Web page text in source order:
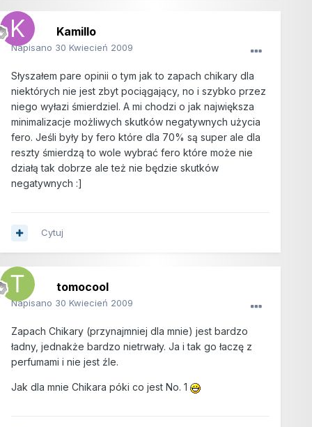
Kamillo
Napisano 30 Kwiecień 2009
Słyszałem pare opinii o tym jak to zapach chikary dla
niektórych nie jest zbyt pociągający, no i szybko przez
niego wyłazi śmierdziel. A mi chodzi o jak największa
minimalizacje możliwych skutków negatywnych użycia
fero. Jeśli były by fero które dla 70% są super ale dla
reszty śmierdzą to wole wybrać fero które może nie
działą tak dobrze ale też nie będzie skutków
negatywnych :]
Cytuj
tomocool
Napisano 30 Kwiecień 2009
Zapach Chikary (przynajmniej dla mnie) jest bardzo
ładny, jednakże bardzo nietrwały. Ja i tak go łaczę z
perfumami i nie jest źle.
Jak dla mnie Chikara póki co jest No. 1